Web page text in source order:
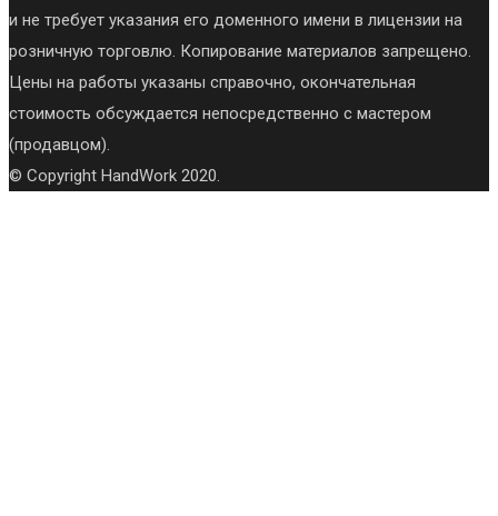
и не требует указания его доменного имени в лицензии на
розничную торговлю. Копирование материалов запрещено.
Цены на работы указаны справочно, окончательная
стоимость обсуждается непосредственно с мастером
(продавцом).
© Copyright HandWork 2020.